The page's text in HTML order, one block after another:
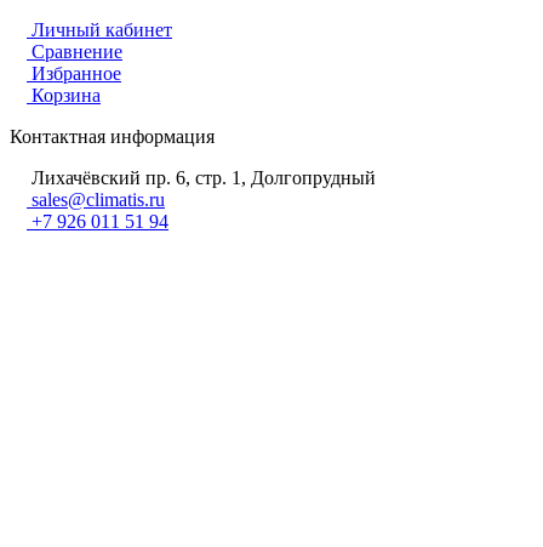
Личный кабинет
Сравнение
Избранное
Корзина
Контактная информация
Лихачёвский пр. 6, стр. 1, Долгопрудный
sales@climatis.ru
+7 926 011 51 94